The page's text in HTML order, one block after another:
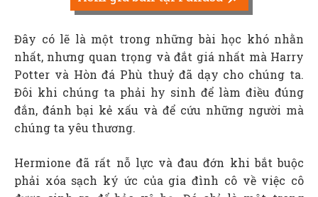
Đây có lẽ là một trong những bài học khó nhằn
nhất, nhưng quan trọng và đắt giá nhất mà Harry
Potter và Hòn đá Phù thuỷ đã dạy cho chúng ta.
Đôi khi chúng ta phải hy sinh để làm điều đúng
đắn, đánh bại kẻ xấu và để cứu những người mà
chúng ta yêu thương.
Hermione đã rất nỗ lực và đau đớn khi bắt buộc
phải xóa sạch ký ức của gia đình cô về việc cô